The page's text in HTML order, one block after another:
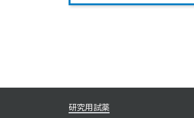
研究用試薬